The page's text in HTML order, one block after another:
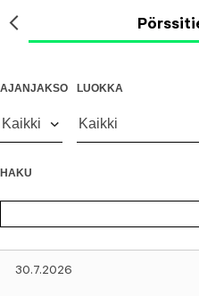
AJANJAKSO
Kaikki
HAKU
LUOKKA
Kaikki
30.7.2026